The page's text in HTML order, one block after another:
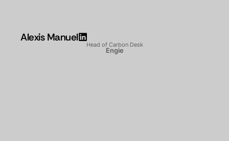
Alexis Manuel
Head of Carbon Desk
Engie